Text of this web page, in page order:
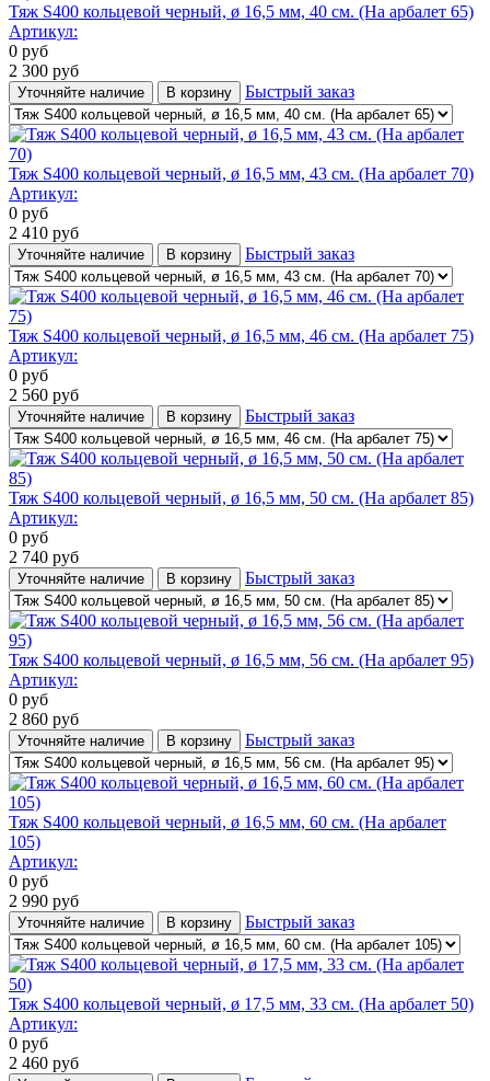
Тяж S400 кольцевой черный, ø 16,5 мм, 40 cм. (На арбалет 65)
Артикул:
0 руб
2 300 руб
Уточняйте наличие В корзину Быстрый заказ
Тяж S400 кольцевой черный, ø 16,5 мм, 43 cм. (На арбалет 70)
Артикул:
0 руб
2 410 руб
Уточняйте наличие В корзину Быстрый заказ
Тяж S400 кольцевой черный, ø 16,5 мм, 46 cм. (На арбалет 75)
Артикул:
0 руб
2 560 руб
Уточняйте наличие В корзину Быстрый заказ
Тяж S400 кольцевой черный, ø 16,5 мм, 50 cм. (На арбалет 85)
Артикул:
0 руб
2 740 руб
Уточняйте наличие В корзину Быстрый заказ
Тяж S400 кольцевой черный, ø 16,5 мм, 56 cм. (На арбалет 95)
Артикул:
0 руб
2 860 руб
Уточняйте наличие В корзину Быстрый заказ
Тяж S400 кольцевой черный, ø 16,5 мм, 60 cм. (На арбалет
105)
Артикул:
0 руб
2 990 руб
Уточняйте наличие В корзину Быстрый заказ
Тяж S400 кольцевой черный, ø 17,5 мм, 33 cм. (На арбалет 50)
Артикул:
0 руб
2 460 руб